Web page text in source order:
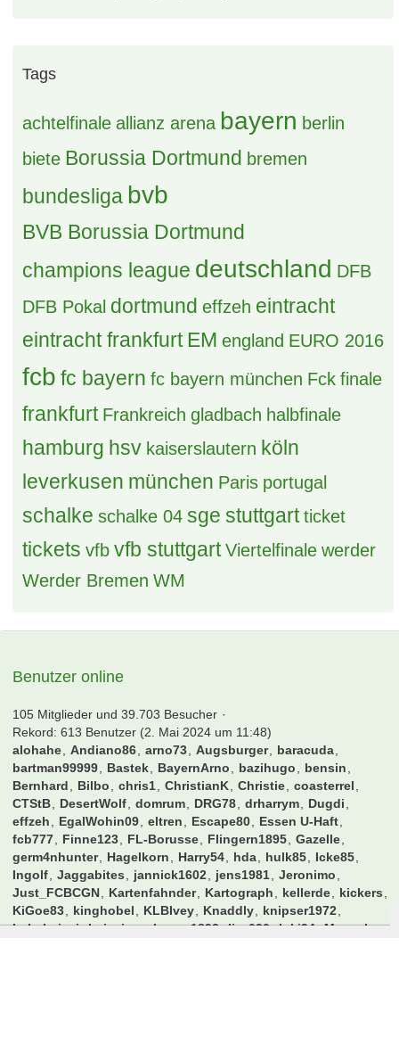
Tags
achtelfinale allianz arena bayern berlin
biete Borussia Dortmund bremen
bundesliga bvb
BVB Borussia Dortmund
champions league deutschland DFB
DFB Pokal dortmund effzeh eintracht
eintracht frankfurt EM england EURO 2016
fcb fc bayern fc bayern münchen Fck finale
frankfurt Frankreich gladbach halbfinale
hamburg hsv kaiserslautern köln
leverkusen münchen Paris portugal
schalke schalke 04 sge stuttgart ticket
tickets vfb vfb stuttgart Viertelfinale werder
Werder Bremen WM
Benutzer online
105 Mitglieder und 39.703 Besucher
Rekord: 613 Benutzer (2. Mai 2024 um 11:48)
alohahe
Andiano86 arno73 Augsburger
baracuda
bartman99999
Bastek BayernArno bazihugo
bensin
Bernhard
Bilbo chris1 ChristianK Christie
coasterrel
CTStB
DesertWolf domrum DRG78 drharrym
Dugdi
effzeh
EgalWohin09 eltren Escape80
Essen U-Haft
fcb777
Finne123 FL-Borusse Flingern1895
Gazelle
germ4nhunter
Hagelkorn Harry54 hda hulk85
Icke85
Ingolf
Jaggabites jannick1602 jens1981
Jeronimo
Just_FCBCGN
Kartenfahnder Kartograph kellerde
kickers
KiGoe83
kinghobel KLBIvey Knaddly
knipser1972
kubaheinzi
Leipziger Lexus1893 liza030 luki94
Macauley